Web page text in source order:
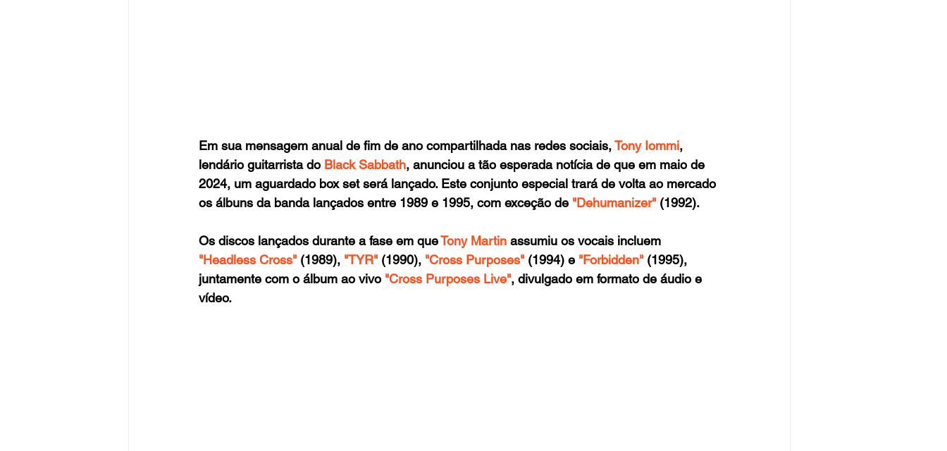
Em sua mensagem anual de fim de ano compartilhada nas redes sociais, Tony Iommi,
lendário guitarrista do Black Sabbath, anunciou a tão esperada notícia de que em maio de
2024, um aguardado box set será lançado. Este conjunto especial trará de volta ao mercado
os álbuns da banda lançados entre 1989 e 1995, com exceção de "Dehumanizer" (1992).
Os discos lançados durante a fase em que Tony Martin assumiu os vocais incluem
"Headless Cross" (1989), "TYR" (1990), "Cross Purposes" (1994) e "Forbidden" (1995),
juntamente com o álbum ao vivo "Cross Purposes Live", divulgado em formato de áudio e
vídeo.